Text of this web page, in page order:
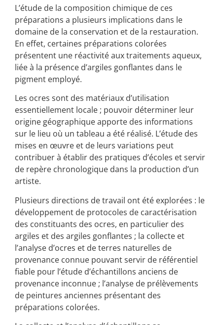
L’étude de la composition chimique de ces
préparations a plusieurs implications dans le
domaine de la conservation et de la restauration.
En effet, certaines préparations colorées
présentent une réactivité aux traitements aqueux,
liée à la présence d’argiles gonflantes dans le
pigment employé.
Les ocres sont des matériaux d’utilisation
essentiellement locale ; pouvoir déterminer leur
origine géographique apporte des informations
sur le lieu où un tableau a été réalisé. L’étude des
mises en œuvre et de leurs variations peut
contribuer à établir des pratiques d’écoles et servir
de repère chronologique dans la production d’un
artiste.
Plusieurs directions de travail ont été explorées : le
développement de protocoles de caractérisation
des constituants des ocres, en particulier des
argiles et des argiles gonflantes ; la collecte et
l’analyse d’ocres et de terres naturelles de
provenance connue pouvant servir de référentiel
fiable pour l’étude d’échantillons anciens de
provenance inconnue ; l’analyse de prélèvements
de peintures anciennes présentant des
préparations colorées.